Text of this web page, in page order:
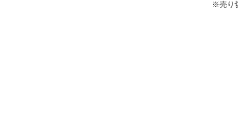
※売り